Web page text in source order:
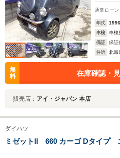
通常ローン
年式 1996
車検
車検
保証
保証
住所
北海
無
料
在庫確認・
販売店： アイ・ジャパン 本店
ダイハツ